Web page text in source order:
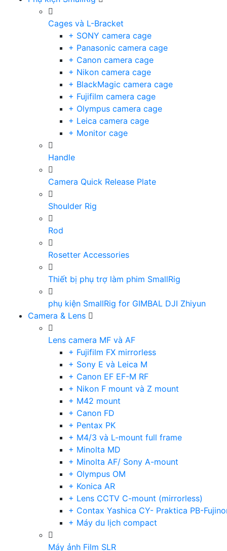
Cages và L-Bracket
+ SONY camera cage
+ Panasonic camera cage
+ Canon camera cage
+ Nikon camera cage
+ BlackMagic camera cage
+ Fujifilm camera cage
+ Olympus camera cage
+ Leica camera cage
+ Monitor cage
Handle
Camera Quick Release Plate
Shoulder Rig
Rod
Rosetter Accessories
Thiết bị phụ trợ làm phim SmallRig
phụ kiện SmallRig for GIMBAL DJI Zhiyun
Camera & Lens
Lens camera MF và AF
+ Fujifilm FX mirrorless
+ Sony E và Leica M
+ Canon EF EF-M RF
+ Nikon F mount và Z mount
+ M42 mount
+ Canon FD
+ Pentax PK
+ M4/3 và L-mount full frame
+ Minolta MD
+ Minolta AF/ Sony A-mount
+ Olympus OM
+ Konica AR
+ Lens CCTV C-mount (mirrorless)
+ Contax Yashica CY- Praktica PB-
+ Máy du lịch compact
Máy ảnh Film SLR